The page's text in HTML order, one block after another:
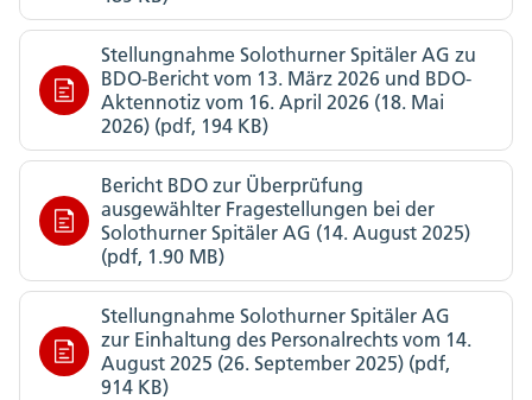
Stellungnahme Solothurner Spitäler AG zu
BDO-Bericht vom 13. März 2026 und BDO-
Aktennotiz vom 16. April 2026 (18. Mai
2026) (pdf, 194 KB)
Bericht BDO zur Überprüfung
ausgewählter Fragestellungen bei der
Solothurner Spitäler AG (14. August 2025)
(pdf, 1.90 MB)
Stellungnahme Solothurner Spitäler AG
zur Einhaltung des Personalrechts vom 14.
August 2025 (26. September 2025) (pdf,
914 KB)